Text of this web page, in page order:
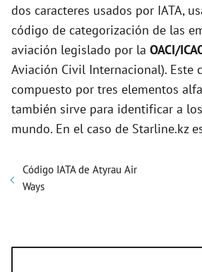
dos caracteres usados por IATA,
código de categorización de las
aviación legislado por la OACI/
Aviación Civil Internacional). Este
compuesto por tres elementos
también sirve para identificar a
mundo. En el caso de Starline.kz
Código IATA de Atyrau Air
Ways